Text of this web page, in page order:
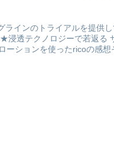
ラインのトライアルを提供
浸透テクノロジーで若返る
ーションを使ったricoの感想